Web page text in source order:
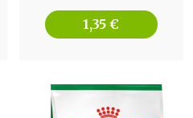
1,35 €